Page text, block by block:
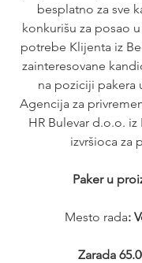
besplatno za sve
konkurišu za posao
potrebe Klijenta iz
zainteresovane
na poziciji pakera
Agencija za
HR Bulevar d.o.o.
izvršioca za
Paker u
Mesto rada:
Zarada